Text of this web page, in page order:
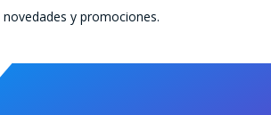
y promociones.